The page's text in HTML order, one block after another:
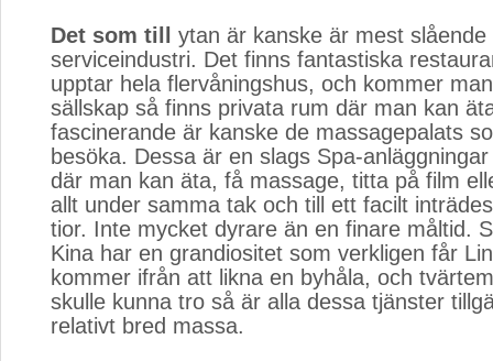
Det som till
ytan är kanske är mest
serviceindustri. Det finns fantastiska
upptar hela flervåningshus, och kommer
sällskap så finns privata rum där man kan
fascinerande är kanske de massagepalats
besöka. Dessa är en slags Spa-
där man kan äta, få massage, titta på film
allt under samma tak och till ett facilt
tior. Inte mycket dyrare än en finare måltid.
Kina har en grandiositet som verkligen får
kommer ifrån att likna en byhåla, och
skulle kunna tro så är alla dessa tjänster
relativt bred massa.